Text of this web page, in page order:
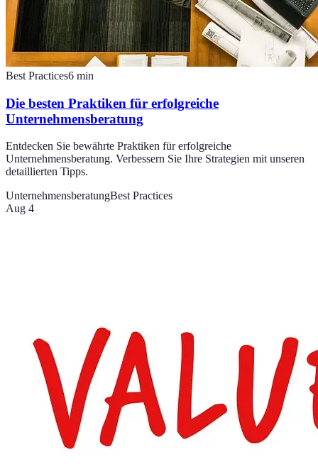
Best Practices6 min
Die besten Praktiken für erfolgreiche
Unternehmensberatung
Entdecken Sie bewährte Praktiken für erfolgreiche
Unternehmensberatung. Verbessern Sie Ihre Strategien mit unseren
detaillierten Tipps.
UnternehmensberatungBest Practices
Aug 4